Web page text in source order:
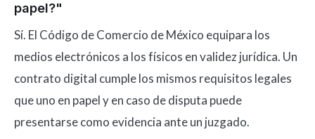
papel?"
Sí. El Código de Comercio de México equipara los
medios electrónicos a los físicos en validez jurídica. Un
contrato digital cumple los mismos requisitos legales
que uno en papel y en caso de disputa puede
presentarse como evidencia ante un juzgado.